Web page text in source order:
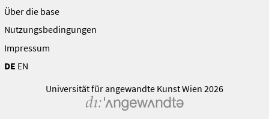
Über die base
Nutzungsbedingungen
Impressum
DE EN
Universität für angewandte Kunst Wien 2026